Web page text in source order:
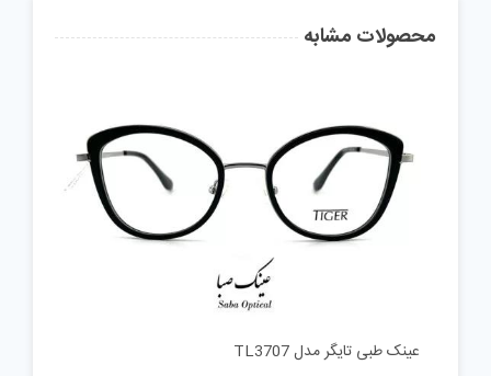
محصولات مشابه
عینک طبی تایگر مدل TL3707